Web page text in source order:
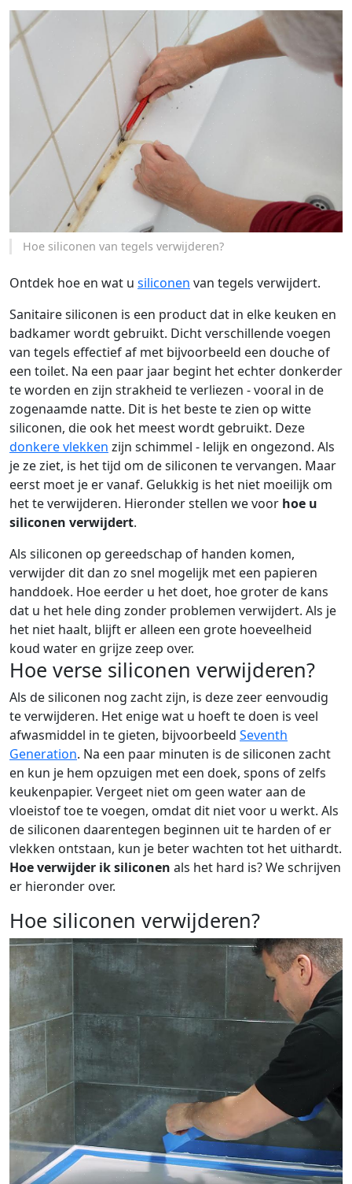
Hoe siliconen van tegels verwijderen?
Ontdek hoe en wat u siliconen van tegels verwijdert.
Sanitaire siliconen is een product dat in elke keuken en
badkamer wordt gebruikt. Dicht verschillende voegen
van tegels effectief af met bijvoorbeeld een douche of
een toilet. Na een paar jaar begint het echter donkerder
te worden en zijn strakheid te verliezen - vooral in de
zogenaamde natte. Dit is het beste te zien op witte
siliconen, die ook het meest wordt gebruikt. Deze
donkere vlekken zijn schimmel - lelijk en ongezond. Als
je ze ziet, is het tijd om de siliconen te vervangen. Maar
eerst moet je er vanaf. Gelukkig is het niet moeilijk om
het te verwijderen. Hieronder stellen we voor hoe u
siliconen verwijdert.
Als siliconen op gereedschap of handen komen,
verwijder dit dan zo snel mogelijk met een papieren
handdoek. Hoe eerder u het doet, hoe groter de kans
dat u het hele ding zonder problemen verwijdert. Als je
het niet haalt, blijft er alleen een grote hoeveelheid
koud water en grijze zeep over.
Hoe verse siliconen verwijderen?
Als de siliconen nog zacht zijn, is deze zeer eenvoudig
te verwijderen. Het enige wat u hoeft te doen is veel
afwasmiddel in te gieten, bijvoorbeeld Seventh
Generation. Na een paar minuten is de siliconen zacht
en kun je hem opzuigen met een doek, spons of zelfs
keukenpapier. Vergeet niet om geen water aan de
vloeistof toe te voegen, omdat dit niet voor u werkt. Als
de siliconen daarentegen beginnen uit te harden of er
vlekken ontstaan, kun je beter wachten tot het uithardt.
Hoe verwijder ik siliconen als het hard is? We schrijven
er hieronder over.
Hoe siliconen verwijderen?